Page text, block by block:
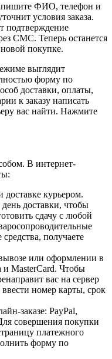
ФИО, телефон и
условия заказа.
подтверждение
СМС. Теперь останется
новой покупке.
выглядит
форму по
доставки, оплаты,
к заказу написать
вас найти. Нажмите
В интернет-
курьером.
доставки, чтобы
сдачу с любой
получаете
или оформлении в
и MasterCard. Чтобы
вас на сервер
номер карты, срок
заказе: PayPal,
совершения покупки
платежного
форму по